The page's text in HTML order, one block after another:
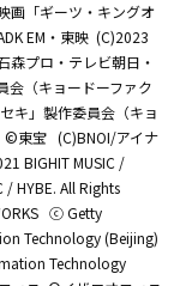
画「ギーツ・キングオ
EM・東映 (C)2023
森プロ・テレビ朝日・
会（キョードーファク
キ」製作委員会（キョ
©東宝 (C)BNOI/アイナ
BIGHIT MUSIC /
/ HYBE. All Rights
ⓒ Getty
Technology (Beijing)
Technology